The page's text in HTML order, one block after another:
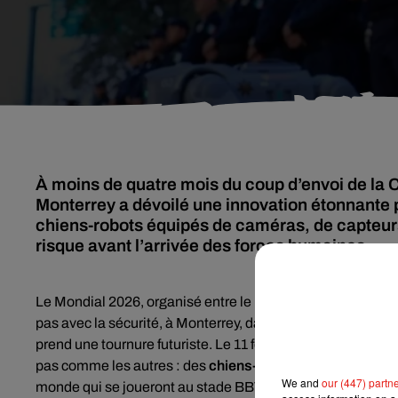
À moins de quatre mois du coup d’envoi de
Monterrey a dévoilé une innovation
chiens-robots équipés de caméras, de
risque avant l’arrivée des forces humaines.
Le Mondial 2026, organisé entre le Mexique, le Canada
pas avec la sécurité, à Monterrey, dans l’État de Nuevo
prend une tournure futuriste. Le 11 février dernier, la
pas comme les autres : deschiens-robots
monde qui se joueront au stade BBVA, rebaptisé pour
We and our (447)